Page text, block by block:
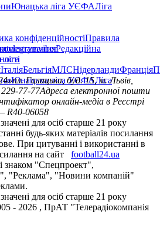
Юнацька ліга УЄФАЛіга
конфіденційностіПравила
Редакційна
telegramviber
ІталіяБельгіяМЛСНідерландиФранція
Юнацька ліга УЄФАЛіга
пл. Галицька, буд. 15, м. Львів,
77-77Адреса електронної пошти
онлайн-медіа в Реєстрі
R40-06058
для осіб старше 21 року
будь-яких матеріалів посилання
При цитуванні і використанні в
на сайт
football24.ua
знаком "Спецпроект",
"Реклама", "Новини компаній"
для осіб старше 21 року
- 2026 , ПрАТ "Телерадіокомпанія